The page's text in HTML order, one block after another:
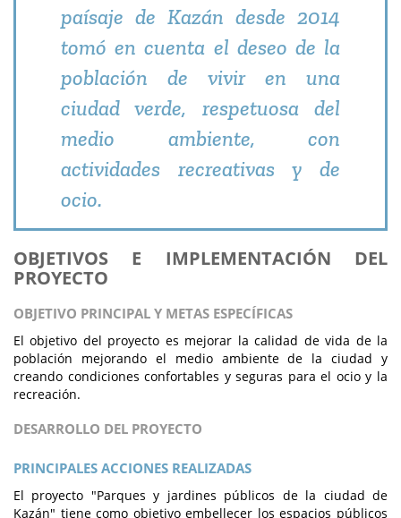
paísaje de Kazán desde 2014
tomó en cuenta el deseo de la
población de vivir en una
ciudad verde, respetuosa del
medio ambiente, con
actividades recreativas y de
ocio.
OBJETIVOS E IMPLEMENTACIÓN DEL
PROYECTO
OBJETIVO PRINCIPAL Y METAS ESPECÍFICAS
El objetivo del proyecto es mejorar la calidad de vida de la
población mejorando el medio ambiente de la ciudad y
creando condiciones confortables y seguras para el ocio y la
recreación.
DESARROLLO DEL PROYECTO
PRINCIPALES ACCIONES REALIZADAS
El proyecto "Parques y jardines públicos de la ciudad de
Kazán" tiene como objetivo embellecer los espacios públicos